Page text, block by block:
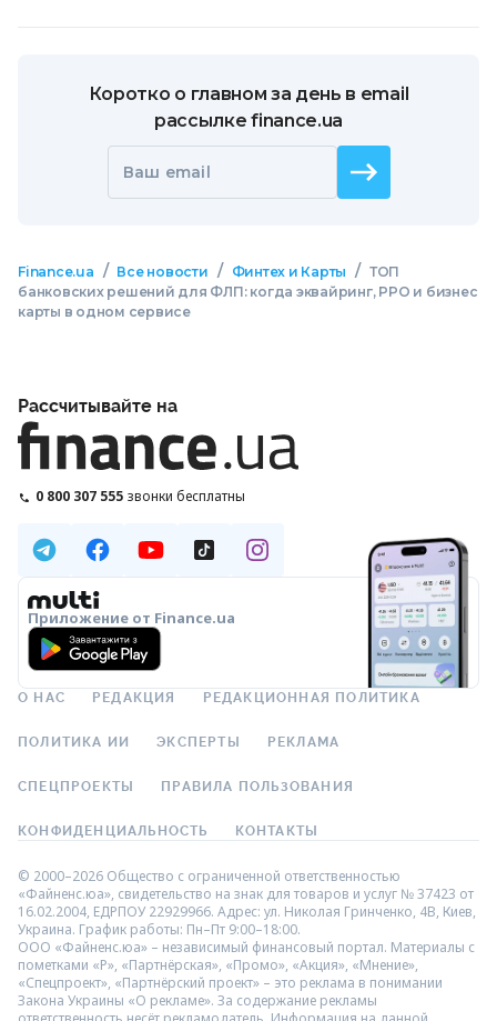
Коротко о главном за день в email
рассылке finance.ua
Ваш email
Finance.ua / Все новости / Финтех и Карты / ТОП
банковских решений для ФЛП: когда эквайринг, РРО и бизнес
карты в одном сервисе
Рассчитывайте на
0 800 307 555 звонки бесплатны
Приложение от Finance.ua
О НАС РЕДАКЦИЯ РЕДАКЦИОННАЯ ПОЛИТИКА
ПОЛИТИКА ИИ ЭКСПЕРТЫ РЕКЛАМА
СПЕЦПРОЕКТЫ ПРАВИЛА ПОЛЬЗОВАНИЯ
КОНФИДЕНЦИАЛЬНОСТЬ КОНТАКТЫ
© 2000–2026 Общество с ограниченной ответственностью
«Файненс.юа», свидетельство на знак для товаров и услуг № 37423 от
16.02.2004, ЕДРПОУ 22929966. Адрес: ул. Николая Гринченко, 4В, Киев,
Украина. График работы: Пн–Пт 9:00–18:00.
ООО «Файненс.юа» – независимый финансовый портал. Материалы с
пометками «Р», «Партнёрская», «Промо», «Акция», «Мнение»,
«Спецпроект», «Партнёрский проект» – это реклама в понимании
Закона Украины «О рекламе». За содержание рекламы